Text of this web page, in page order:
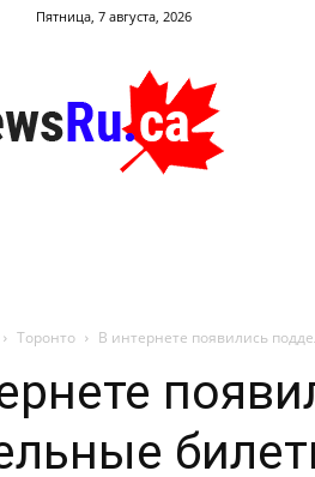
Пятница, 7 августа, 2026
NewsRu.Ca
Торонто В интернете появились